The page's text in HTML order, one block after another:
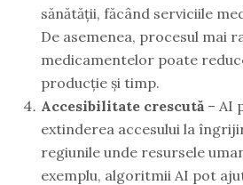
sănătății, făcând serviciile
De asemenea, procesul mai
medicamentelor poate
producție și timp.
Accesibilitate crescută – AI
extinderea accesului la
regiunile unde resursele
exemplu, algoritmii AI pot